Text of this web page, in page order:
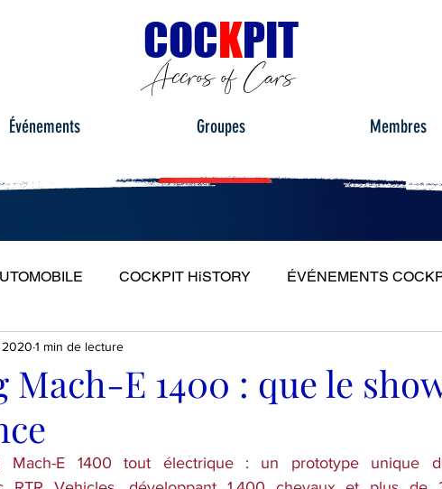
COCKPIT
Accros of Cars
Événements Groupes Membres
COCKPIT HiSTORY ÉVÉNEMENTS
ESSAIS ROUTIERS
Mach-E 1400 : que le
2020 1 min de lecture
Mach-E 1400 tout électrique : un prototype unique